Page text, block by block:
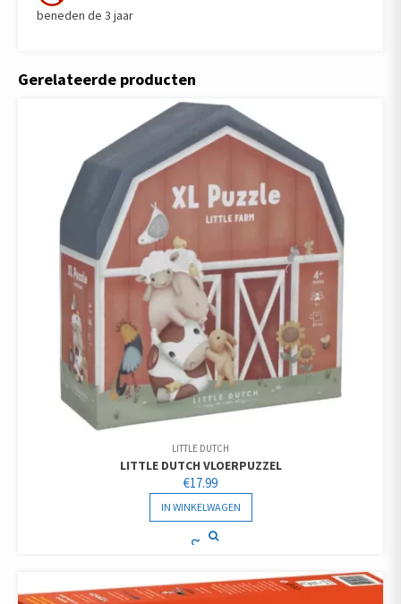
beneden de 3 jaar
Gerelateerde producten
LITTLE DUTCH
LITTLE DUTCH VLOERPUZZEL
€17.99
IN WINKELWAGEN